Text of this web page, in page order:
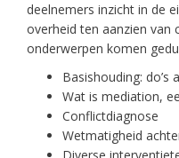
deelnemers inzicht in de
overheid ten aanzien van
onderwerpen komen
Basishouding: do’s
Wat is mediation,
Conflictdiagnose
Wetmatigheid